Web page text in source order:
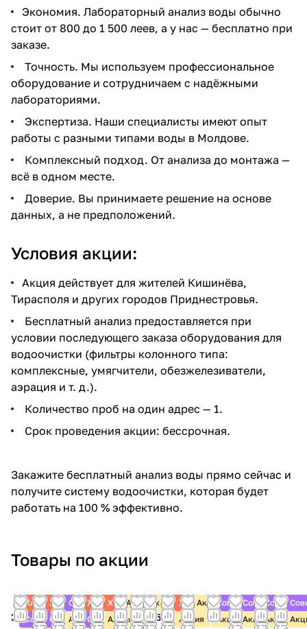
Экономия. Лабораторный анализ воды обычно
стоит от 800 до 1 500 леев, а у нас — бесплатно при
заказе.
Точность. Мы используем профессиональное
оборудование и сотрудничаем с надёжными
лабораториями.
Экспертиза. Наши специалисты имеют опыт
работы с разными типами воды в Молдове.
Комплексный подход. От анализа до монтажа —
всё в одном месте.
Доверие. Вы принимаете решение на основе
данных, а не предположений.
Условия акции:
Акция действует для жителей Кишинёва,
Тирасполя и других городов Приднестровья.
Бесплатный анализ предоставляется при
условии последующего заказа оборудования для
водоочистки (фильтры колонного типа:
комплексные, умягчители, обезжелезиватели,
аэрация и т. д.).
Количество проб на один адрес — 1.
Срок проведения акции: бессрочная.
Закажите бесплатный анализ воды прямо сейчас и
получите систему водоочистки, которая будет
работать на 100 % эффективно.
Товары по акции
Хит
Советуем
3 445
Хит
Советуем
17 240
Советуем
Акция
9 675
Хит
Советуем
6 943
Хит
Акция
7 192
Акция
7 270
Акция
6 615
Акция
7 978
Хит
Акция
8 843
Акция
15 126
Советуем
Акция
8 996
Советуем
Акция
18 796
Советуем
Акция
16 59617 873